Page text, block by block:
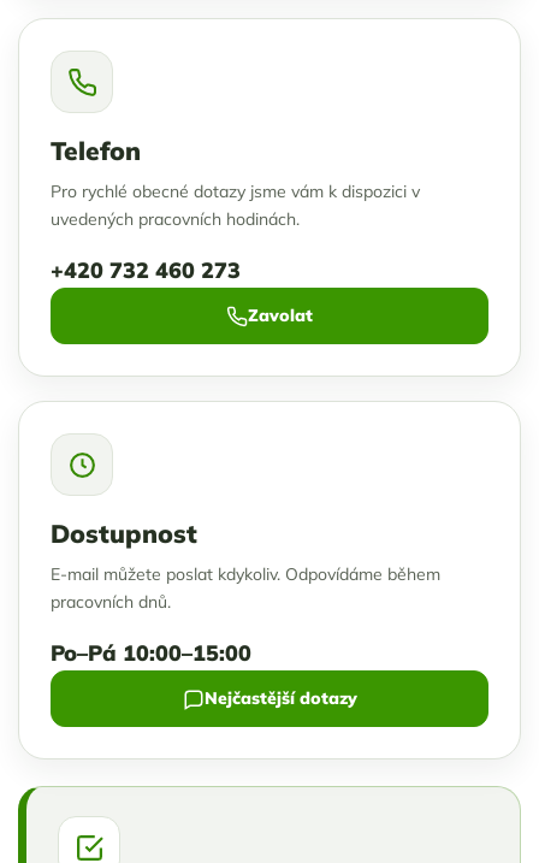
Telefon
Pro rychlé obecné dotazy jsme vám k dispozici v
uvedených pracovních hodinách.
+420 732 460 273
Zavolat
Dostupnost
E-mail můžete poslat kdykoliv. Odpovídáme během
pracovních dnů.
Po–Pá 10:00–15:00
Nejčastější dotazy